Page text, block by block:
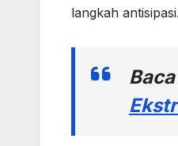
langkah antisipasi.